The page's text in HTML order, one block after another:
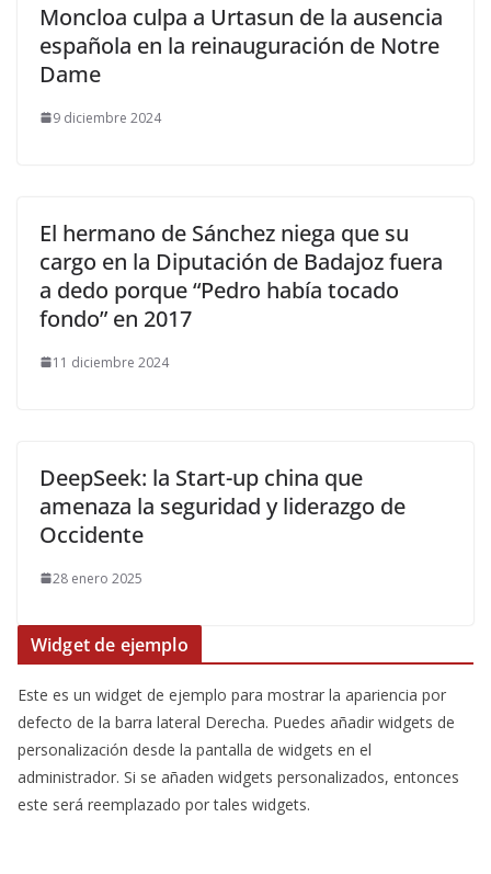
Moncloa culpa a Urtasun de la ausencia
española en la reinauguración de Notre
Dame
9 diciembre 2024
El hermano de Sánchez niega que su
cargo en la Diputación de Badajoz fuera
a dedo porque “Pedro había tocado
fondo” en 2017
11 diciembre 2024
DeepSeek: la Start-up china que
amenaza la seguridad y liderazgo de
Occidente
28 enero 2025
Widget de ejemplo
Este es un widget de ejemplo para mostrar la apariencia por
defecto de la barra lateral Derecha. Puedes añadir widgets de
personalización desde la pantalla de widgets en el
administrador. Si se añaden widgets personalizados, entonces
este será reemplazado por tales widgets.